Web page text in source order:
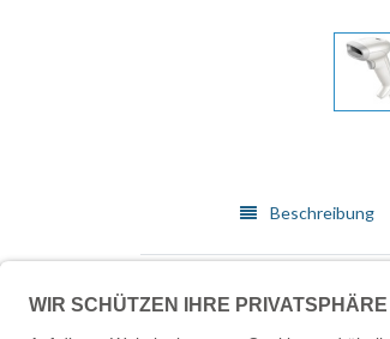
Beschreibung
Imager ausgestattet und kann